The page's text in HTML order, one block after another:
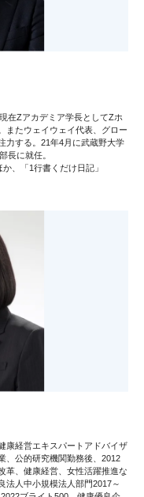
在Zアカデミア学長としてZホ
またウェイウェイ代表、グロー
力する。21年4月に武蔵野大学
長に就任。
、「1行書くだけ日記」
康経営エキスパートアドバイザ
、公的研究機関勤務後、2012
革、健康経営、女性活躍推進な
法人中小規模法人部門2017～